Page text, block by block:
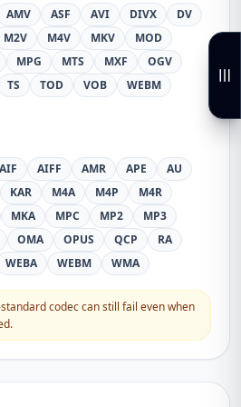
AMV ASF AVI DIVX
DV
M2V M4V MKV
MOD
MPG MTS MXF
OGV
TS TOD VOB
WEBM
AIF AIFF AMR APE
AU
KAR M4A M4P
M4R
MKA MPC MP2
MP3
OMA OPUS QCP
RA
WEBA WEBM WMA
codec can still fail even when